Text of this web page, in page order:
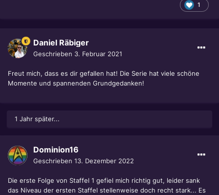
1
Daniel Räbiger
Geschrieben 3. Februar 2021
Freut mich, dass es dir gefallen hat! Die Serie hat viele schöne
Momente und spannenden Grundgedanken!
1 Jahr später...
Dominion16
Geschrieben 13. Dezember 2022
Die erste Folge von Staffel 1 gefiel mich richtig gut, leider sank
das Niveau der ersten Staffel stellenweise doch recht stark... Es